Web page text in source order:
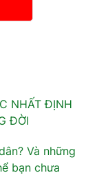
NHẤT ĐỊNH
ĐỜI
Và những
bạn chưa